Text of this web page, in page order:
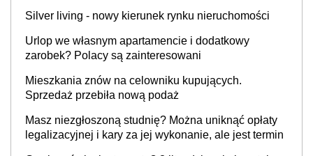
Silver living - nowy kierunek rynku nieruchomości
Urlop we własnym apartamencie i dodatkowy
zarobek? Polacy są zainteresowani
Mieszkania znów na celowniku kupujących.
Sprzedaż przebiła nową podaż
Masz niezgłoszoną studnię? Można uniknąć opłaty
legalizacyjnej i kary za jej wykonanie, ale jest termin